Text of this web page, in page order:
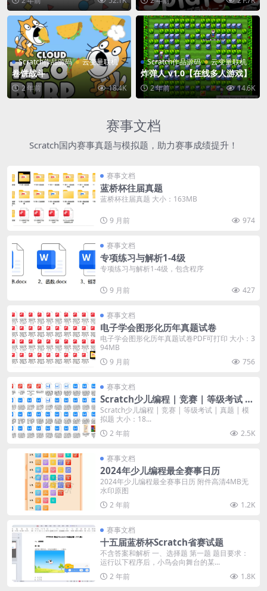
Scratch作品源码 云变量联机
卷饼战斗
2 年前 18.4K
Scratch作品源码 云变量联机
炸弹人 v1.0【在线多人游戏】
2 年前 14.6K
赛事文档
Scratch国内赛事真题与模拟题，助力赛事成绩提升！
赛事文档
蓝桥杯往届真题
蓝桥杯往届真题 大小：163MB
9 月前 974
赛事文档
专项练习与解析1-4级
专项练习与解析1-4级，包含程序
9 月前 427
赛事文档
电子学会图形化历年真题试卷
电子学会图形化历年真题试卷PDF可打印 大小：3
94MB
9 月前
756
赛事文档
Scratch少儿编程 | 竞赛 | 等级考试 |
真题 | 模拟题
Scratch少儿编程 | 竞赛 | 等级考试 | 真题 | 模
拟题 大小：18...
2 年前
2.5K
赛事文档
2024年少儿编程最全赛事日历
2024年少儿编程最全赛事日历 附件高清4MB无
水印原图
2 年前
1.2K
赛事文档
十五届蓝桥杯Scratch省赛试题
不含答案和解析 一、选择题 第一题 题目要求：
运行以下程序后，小鸟会向舞台的某...
2 年前
1.8K